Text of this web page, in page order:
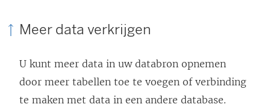
Meer data verkrijgen
U kunt meer data in uw databron opnemen
door meer tabellen toe te voegen of verbinding
te maken met data in een andere database.